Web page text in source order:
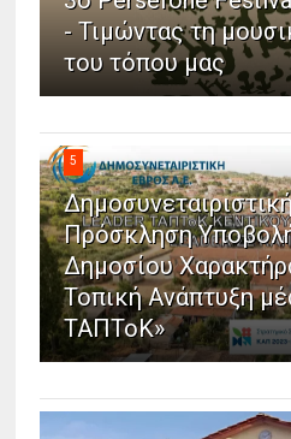
- Τιμώντας τη
του τόπου μας
5
Πρόσκληση
Δημοσίου
Τοπική Ανάπτυξη
ΤΑΠΤοΚ»